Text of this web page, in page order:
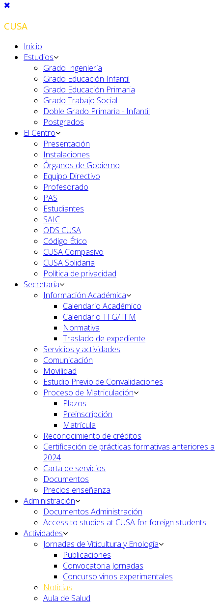
CUSA
Inicio
Estudios
Grado Ingeniería
Grado Educación Infantil
Grado Educación Primaria
Grado Trabajo Social
Doble Grado Primaria - Infantil
Postgrados
El Centro
Presentación
Instalaciones
Órganos de Gobierno
Equipo Directivo
Profesorado
PAS
Estudiantes
SAIC
ODS CUSA
Código Ético
CUSA Compasivo
CUSA Solidaria
Política de privacidad
Secretaría
Información Académica
Calendario Académico
Calendario TFG/TFM
Normativa
Traslado de expediente
Servicios y actividades
Comunicación
Movilidad
Estudio Previo de Convalidaciones
Proceso de Matriculación
Plazos
Preinscripción
Matrícula
Reconocimiento de créditos
Certificación de prácticas formativas anteriores a
2024
Carta de servicios
Documentos
Precios enseñanza
Administración
Documentos Administración
Access to studies at CUSA for foreign students
Actividades
Jornadas de Viticultura y Enología
Publicaciones
Convocatoria Jornadas
Concurso vinos experimentales
Noticias
Aula de Salud